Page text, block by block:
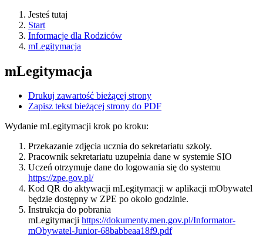
Jesteś tutaj
Start
Informacje dla Rodziców
mLegitymacja
mLegitymacja
Drukuj zawartość bieżącej strony
Zapisz tekst bieżącej strony do PDF
Wydanie mLegitymacji krok po kroku:
Przekazanie zdjęcia ucznia do sekretariatu szkoły.
Pracownik sekretariatu uzupełnia dane w systemie SIO
Uczeń otrzymuje dane do logowania się do systemu
https://zpe.gov.pl/
Kod QR do aktywacji mLegitymacji w aplikacji mObywatel
będzie dostępny w ZPE po około godzinie.
Instrukcja do pobrania
mLegitymacji https://dokumenty.men.gov.pl/Informator-
mObywatel-Junior-68babbeaa18f9.pdf